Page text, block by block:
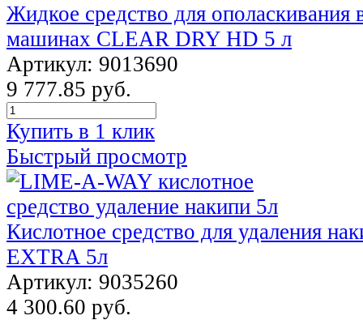
Жидкое средство для ополаскивания
машинах CLEAR DRY HD 5 л
Артикул: 9013690
9 777.85 руб.
Купить в 1 клик
Быстрый просмотр
Кислотное средство для удаления
EXTRA 5л
Артикул: 9035260
4 300.60 руб.